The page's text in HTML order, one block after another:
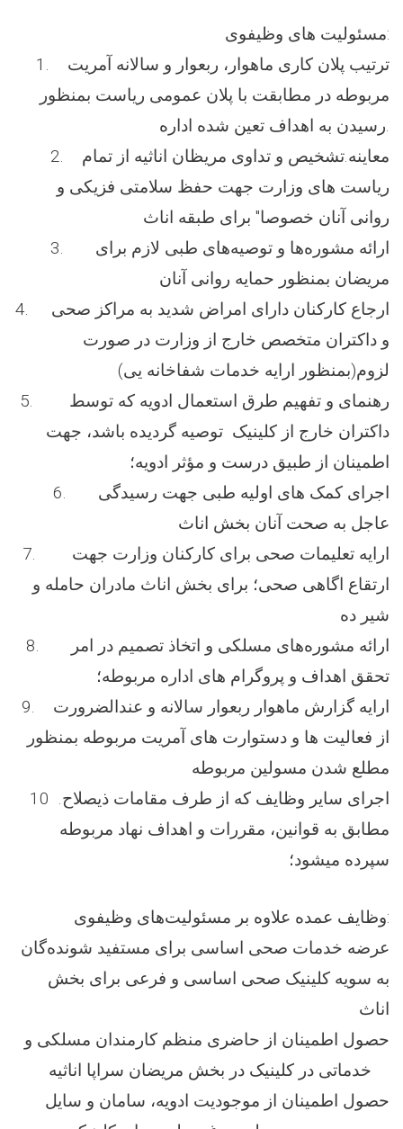
مسئولیت های وظیفوی:
1. ترتیب پلان کاری ماهوار، ربعوار و سالانه آمریت
مربوطه در مطابقت با پلان عمومی ریاست بمنظور
رسیدن به اهداف تعین شده اداره.
2. معاینه.تشخیص و تداوی مریظان اناثیه از تمام
ریاست های وزارت جهت حفظ سلامتی فزیکی و
روانی آنان خصوصا" برای طبقه اناث
3. ارائه‌ مشوره‌ها و توصیه‌های طبی لازم برای
مریضان بمنظور حمایه روانی آنان
4. ارجاع کارکنان دارای امراض شدید به مراکز صحی
و داکتران متخصص خارج از وزارت در صورت
لزوم(بمنظور ارایه خدمات شفاخانه یی)
5. رهنمای و تفهیم طرق استعمال ادویه که توسط
داکتران خارج از کلینیک توصیه گردیده باشد، جهت
اطمینان از طبیق درست و مؤثر ادویه؛
6. اجرای کمک های اولیه طبی جهت رسیدگی
عاجل به صحت آنان بخش اناث
7. ارایه تعلیمات صحی برای کارکنان وزارت جهت
ارتقاع اگاهی صحی؛ برای بخش اناث مادران حامله و
شیر ده
8. ارائه‌ مشوره‌های مسلکی و اتخاذ تصمیم در امر
تحقق اهداف و پروگرام های اداره مربوطه؛
9. ارایه گزارش ماهوار ربعوار سالانه و عندالضرورت
از فعالیت ها و دستوارت های آمریت مربوطه بمنظور
مطلع شدن مسولین مربوطه
10 .اجرای سایر وظایف که از طرف مقامات ذیصلاح
مطابق به قوانین، مقررات و اهداف نهاد مربوطه
سپرده میشود؛
وظایف عمده علاوه بر مسئولیت‌های وظیفوی:
عرضه خدمات صحی اساسی برای مستفید شونده‌گان
به سویه کلینیک صحی اساسی و فرعی برای بخش
اناث